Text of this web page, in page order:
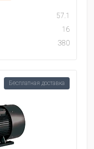
57.1
16
380
Бесплатная доставка